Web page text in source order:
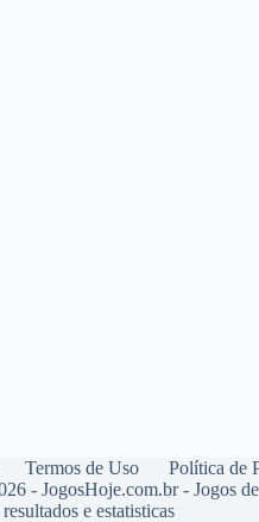
Termos de Uso
Política de
- JogosHoje.com.br - Jogos
e estatisticas